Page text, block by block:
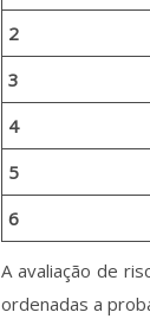
2
3
4
5
6
A avaliação de
ordenadas a